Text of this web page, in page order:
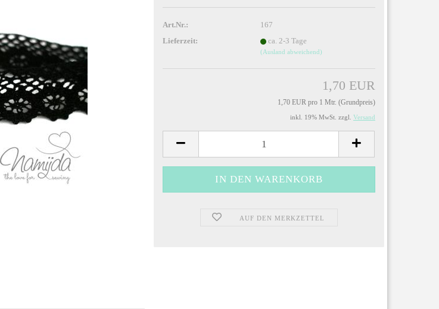
Passwort vergessen?
Art.Nr.:
167
Lieferzeit:
ca. 2-3 Tage
(Ausland abweichend)
1,70 EUR
1,70 EUR pro 1 Mtr. (Grundpreis)
inkl. 19% MwSt. zzgl. Versand
AUF DEN MERKZETTEL